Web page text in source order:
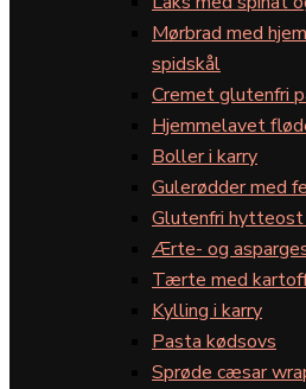
Mørbrad med
spidskål
Cremet glutenfri
Hjemmelavet
Boller i karry
Gulerødder med
Glutenfri hytteost
Ærte- og
Tærte med
Kylling i karry
Pasta kødsovs
Sprøde cæsar